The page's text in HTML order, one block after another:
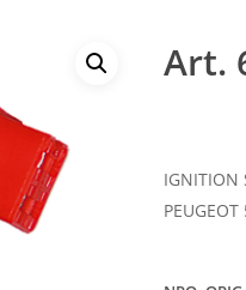
cerrar.
Art.
IGNITION